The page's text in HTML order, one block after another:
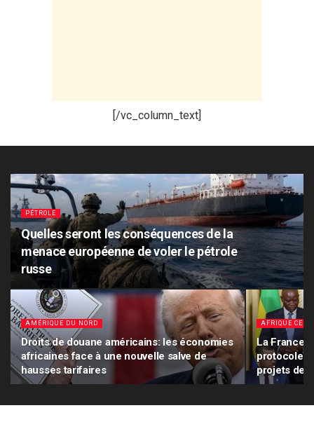
[/vc_column_text]
PÉTROLE
Quelles seront les conséquences de la
menace européenne de voler le pétrole
russe
AMÉRIQUE DU NORD
Droits de douane américains: les économies
africaines face à une nouvelle salve de
hausses tarifaires
AFRIQUE
La France
protocole
projets de